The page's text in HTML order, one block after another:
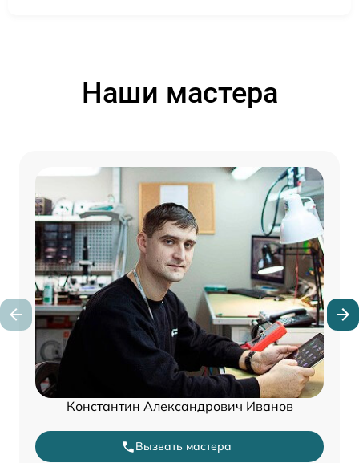
Наши мастера
Константин Александрович Иванов
Вызвать мастера